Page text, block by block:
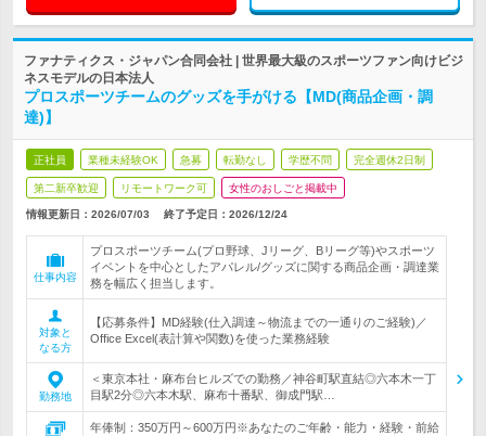
ファナティクス・ジャパン合同会社 | 世界最大級のスポーツファン向けビジ
ネスモデルの日本法人
プロスポーツチームのグッズを手がける【MD(商品企画・調
達)】
正社員 業種未経験OK 急募 転勤なし 学歴不問 完全週休2日制
第二新卒歓迎 リモートワーク可 女性のおしごと掲載中
情報更新日：2026/07/03 終了予定日： 2026/12/24
仕事内容
プロスポーツチーム(プロ野球、Jリーグ、Bリーグ等)やスポーツ
イベントを中心としたアパレル/グッズに関する商品企画・調達業
務を幅広く担当します。
対象と
なる方
【応募条件】MD経験(仕入調達～物流までの一通りのご経験)／
Office Excel(表計算や関数)を使った業務経験
勤務地
＜東京本社・麻布台ヒルズでの勤務／神谷町駅直結◎六本木一丁
目駅2分◎六本木駅、麻布十番駅、御成門駅…
年俸制：350万円～600万円※あなたのご年齢・能力・経験・前給